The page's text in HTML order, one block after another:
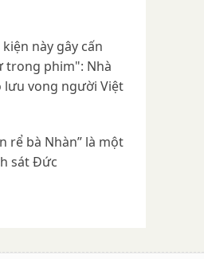
kiện này gây cấn
trong phim": Nhà
lưu vong người Việt
rể bà Nhàn” là một
sát Đức